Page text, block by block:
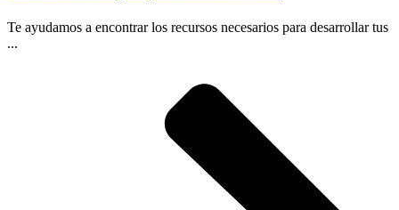
Te ayudamos a encontrar los recursos necesarios para desarrollar tus
...